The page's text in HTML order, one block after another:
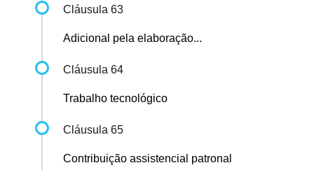
Cláusula 63
Adicional pela elaboração...
Cláusula 64
Trabalho tecnológico
Cláusula 65
Contribuição assistencial patronal